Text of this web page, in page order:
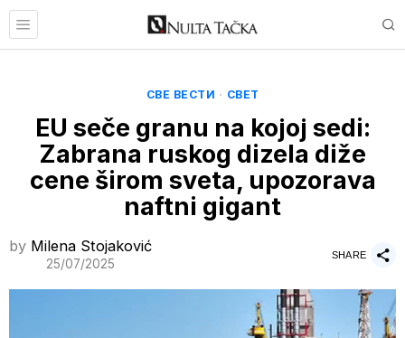
СВЕ ВЕСТИ · СВЕТ
EU seče granu na kojoj sedi:
Zabrana ruskog dizela diže
cene širom sveta, upozorava
naftni gigant
by Milena Stojaković
25/07/2025
SHARE